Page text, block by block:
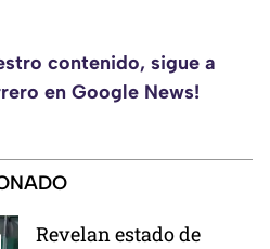
contenido, sigue a
en Google News!
Revelan estado de